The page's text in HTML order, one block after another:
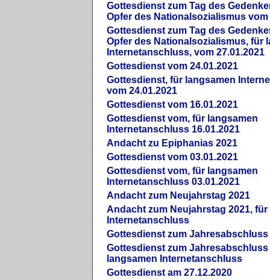
Gottesdienst zum Tag des
Opfer des Nationalsozialismus vom
Gottesdienst zum Tag des
Opfer des Nationalsozialismus, für
Internetanschluss, vom 27.01.2021
Gottesdienst vom 24.01.2021
Gottesdienst, für langsamen
vom 24.01.2021
Gottesdienst vom 16.01.2021
Gottesdienst vom, für langsamen
Internetanschluss 16.01.2021
Andacht zu Epiphanias 2021
Gottesdienst vom 03.01.2021
Gottesdienst vom, für langsamen
Internetanschluss 03.01.2021
Andacht zum Neujahrstag 2021
Andacht zum Neujahrstag 2021,
Internetanschluss
Gottesdienst zum Jahresabschluss
Gottesdienst zum Jahresabschluss
langsamen Internetanschluss
Gottesdienst am 27.12.2020